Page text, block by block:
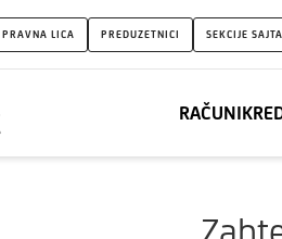
LICA PREDUZETNICI SEKCIJE SAJTA
RAČUNI